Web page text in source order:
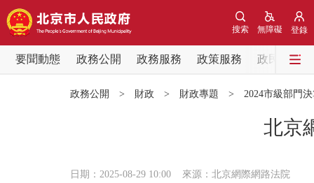
登錄
無障礙
搜索
要聞動態 政務公開 政務服務 政策服務
政民互動
政務公開 > 財政 > 財政專題 > 2024市級部門
北京
日期：2025-08-29 10:00 來源：北京網際網路法院